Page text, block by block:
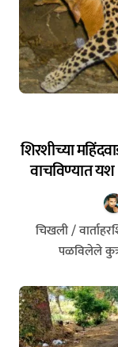
शिरशीच्या
वाचविण्यात
चिखली / वार्ताहरशिरशी (ता. शिराळा) येथे बिबट्याने हल्ला करून
पळविलेले